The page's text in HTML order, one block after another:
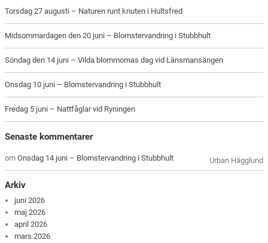
Torsdag 27 augusti – Naturen runt knuten i Hultsfred
Midsommardagen den 20 juni – Blomstervandring i Stubbhult
Söndag den 14 juni – Vilda blommornas dag vid Länsmansängen
Onsdag 10 juni – Blomstervandring i Stubbhult
Fredag 5 juni – Nattfåglar vid Ryningen
Senaste kommentarer
Urban Hägglund
omOnsdag 14 juni – Blomstervandring i Stubbhult
Arkiv
juni 2026
maj 2026
april 2026
mars 2026